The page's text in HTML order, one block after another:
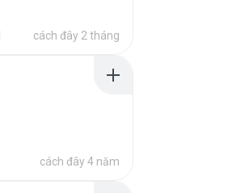
cách đây 2 tháng
cách đây 4 năm